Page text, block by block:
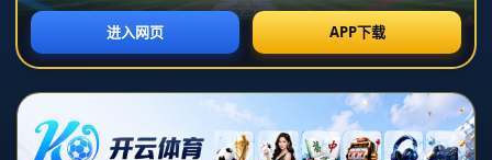
对不起，俺把您找的内容弄丢了！您可以选择